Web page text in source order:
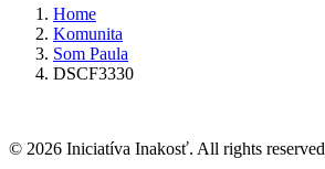
Home
Komunita
Som Paula
DSCF3330
© 2026 Iniciatíva Inakosť. All rights reserved